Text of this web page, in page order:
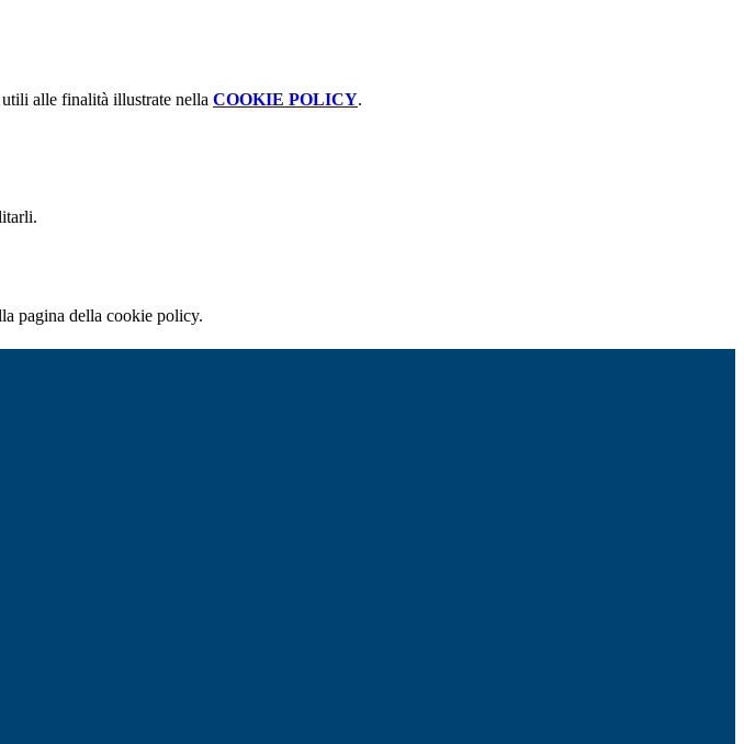
alle finalità illustrate nella COOKIE POLICY.
pagina della cookie policy.